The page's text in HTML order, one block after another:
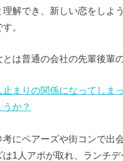
理解でき、新しい恋をしよ
。
は普通の会社の先輩後輩
止まりの関係になってしま
か？
考にペアーズや街コンで出
は1人アポが取れ、ランチ